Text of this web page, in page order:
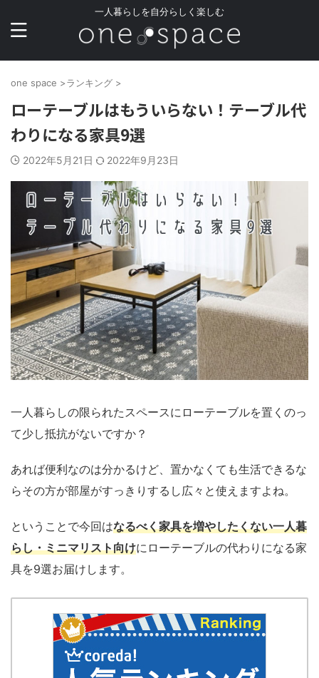
一人暮らしを自分らしく楽しむ
one space >ランキング >
ローテーブルはもういらない！テーブル代
わりになる家具9選
2022年5月21日 2022年9月23日
一人暮らしの限られたスペースにローテーブルを置くのっ
て少し抵抗がないですか？
あれば便利なのは分かるけど、置かなくても生活できるな
らその方が部屋がすっきりするし広々と使えますよね。
ということで今回はなるべく家具を増やしたくない一人暮
らし・ミニマリスト向けにローテーブルの代わりになる家
具を9選お届けします。